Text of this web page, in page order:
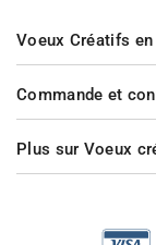
Commande et
Plus sur Voeux
Voeux Créatifs en